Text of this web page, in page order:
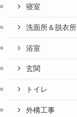
寝室
洗面所＆脱衣所
浴室
玄関
トイレ
外構工事